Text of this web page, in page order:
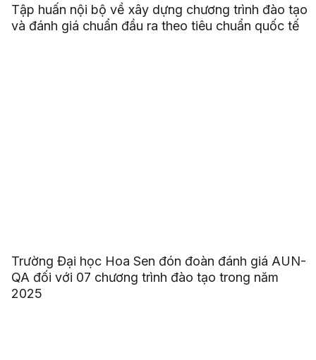
Tập huấn nội bộ về xây dựng chương trình đào tạo
và đánh giá chuẩn đầu ra theo tiêu chuẩn quốc tế
Trường Đại học Hoa Sen đón đoàn đánh giá AUN-
QA đối với 07 chương trình đào tạo trong năm
2025